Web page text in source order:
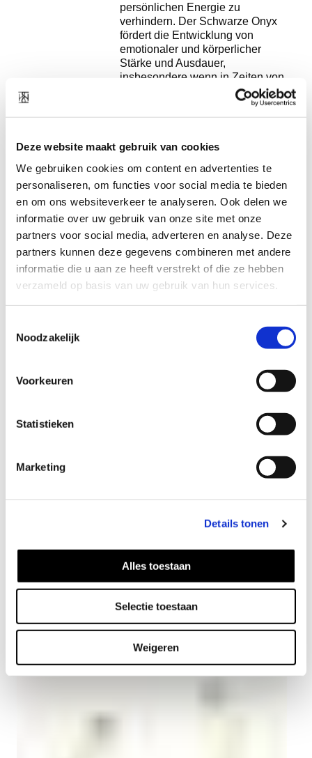
Deze website maakt gebruik van cookies
We gebruiken cookies om content en advertenties te
personaliseren, om functies voor social media te bieden
en om ons websiteverkeer te analyseren. Ook delen we
informatie over uw gebruik van onze site met onze
partners voor social media, adverteren en analyse. Deze
partners kunnen deze gegevens combineren met andere
informatie die u aan ze heeft verstrekt of die ze hebben
verzameld op basis van uw gebruik van hun services.
Noodzakelijk
Voorkeuren
Statistieken
Marketing
Details tonen
Alles toestaan
Selectie toestaan
Weigeren
persönlichen Energie zu
verhindern. Der Schwarze Onyx
fördert die Entwicklung von
emotionaler und körperlicher
Stärke und Ausdauer,
insbesondere wenn in Zeiten von
Stress, Verwirrung oder Trauer
Unterstützung benötigt wird. Black
Onyx fördert weise
Verwenden Sie den Schwarzen
fördern. Der Schwarze Onyx ist ein
kraftgebender Stein und kann bei
Problemen mit der
Selbstdisziplinierung helfen. Da er
hilft, physische Erinnerungen zu
bewahren, kann der Schwarze
Onyx bei der Heilung alter Wunden
oder bei Problemen mit früheren
Leben hilfreich sein.
Schwarzer Onyx ist wunderbar für
Meditation und Träume. Wenn der
Zwecke verwendet wird, ist es
empfehlenswert, einen zweiten
dem Onyx zu verwenden. Black
Onyx hilft einem, Herr über die
Kombinieren mit